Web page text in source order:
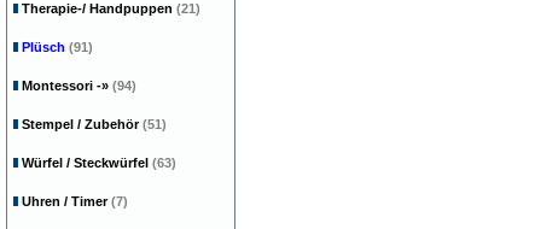
Therapie-/ Handpuppen (21)
Plüsch (91)
Montessori -» (94)
Stempel / Zubehör(51)
Würfel / Steckwürfel (63)
Uhren / Timer(7)